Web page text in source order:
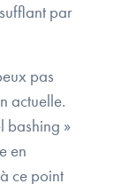
par
pas
actuelle.
bashing »
en
ce point